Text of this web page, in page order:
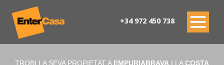
+34 972 450 738
TROBI LA SEVA PROPIETAT A EMPURIABRAVA I LACOSTA